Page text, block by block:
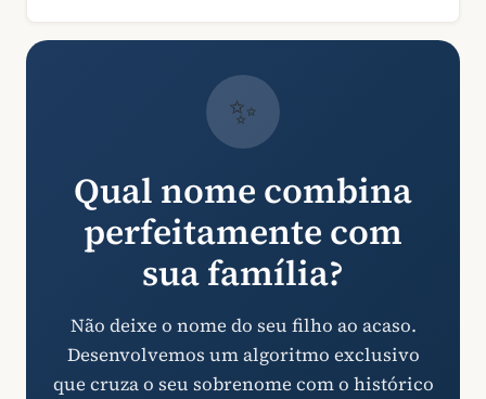
✨
Qual nome combina
perfeitamente com
sua família?
Não deixe o nome do seu filho ao acaso.
Desenvolvemos um algoritmo exclusivo
que cruza o seu sobrenome com o histórico